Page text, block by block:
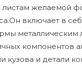
листам желаемой
включает в
металлическим
компонентов
кузова и детали